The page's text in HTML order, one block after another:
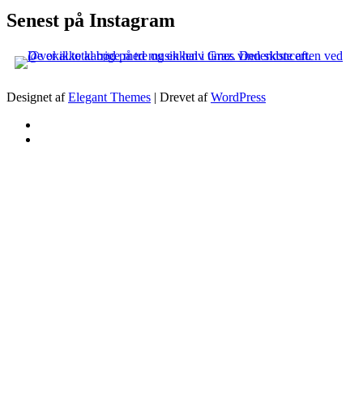
Senest på Instagram
Designet afElegant Themes | Drevet afWordPress